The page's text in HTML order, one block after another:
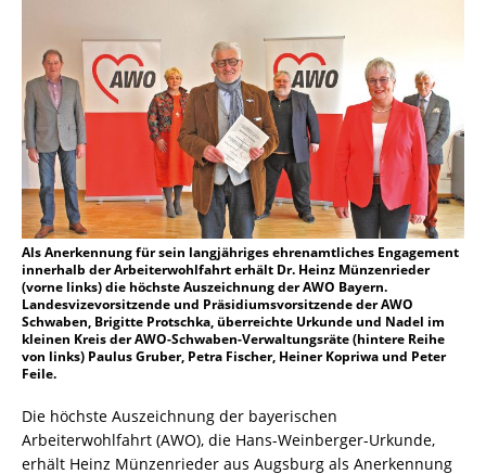
Als Anerkennung für sein langjähriges ehrenamtliches Engagement
innerhalb der Arbeiterwohlfahrt erhält Dr. Heinz Münzenrieder
(vorne links) die höchste Auszeichnung der AWO Bayern.
Landesvizevorsitzende und Präsidiumsvorsitzende der AWO
Schwaben, Brigitte Protschka, überreichte Urkunde und Nadel im
kleinen Kreis der AWO-Schwaben-Verwaltungsräte (hintere Reihe
von links) Paulus Gruber, Petra Fischer, Heiner Kopriwa und Peter
Feile.
Die höchste Auszeichnung der bayerischen
Arbeiterwohlfahrt (AWO), die Hans-Weinberger-Urkunde,
erhält Heinz Münzenrieder aus Augsburg als Anerkennung